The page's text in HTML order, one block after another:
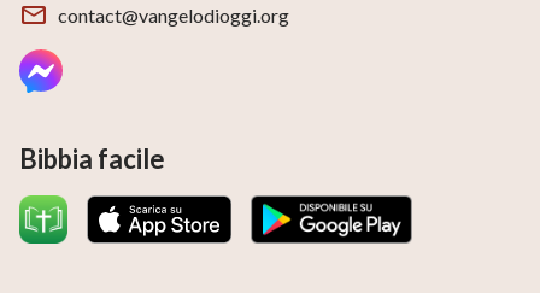
contact@vangelodioggi.org
Bibbia facile